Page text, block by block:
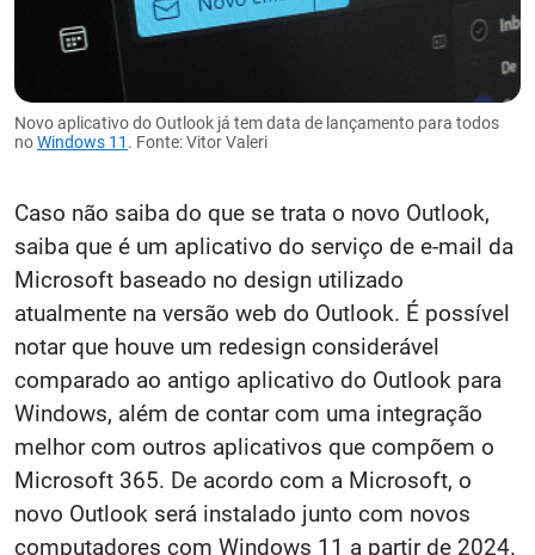
Novo aplicativo do Outlook já tem data de lançamento para todos
noWindows 11 . Fonte: Vitor Valeri
Caso não saiba do que se trata o novo Outlook,
saiba que é um aplicativo do serviço de e-mail da
Microsoft baseado no design utilizado
atualmente na versão web do Outlook. É possível
notar que houve um redesign considerável
comparado ao antigo aplicativo do Outlook para
Windows, além de contar com uma integração
melhor com outros aplicativos que compõem o
Microsoft 365. De acordo com a Microsoft, o
novo Outlook será instalado junto com novos
computadores com Windows 11 a partir de 2024.